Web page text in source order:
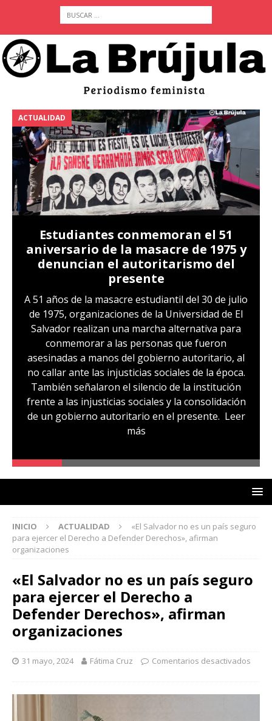
ACTUALIDAD
Estudiantes conmemoran el 51
aniversario de la masacre de 1975 y
denuncian el autoritarismo del
presente
A 51 años de la masacre estudiantil del 30 de julio
de 1975, organizaciones de la Universidad de El
Salvador realizan una marcha alternativa para
conmemorar a las personas que fueron
asesinadas a manos del gobierno autoritario, al
no callar ante las injusticias sociales de la época.
También señalaron el silencio de la institución
frente a las injusticias sociales y la consolidación
de un gobierno autoritario en el presente. Leer
más
INICIO ACTUALIDAD
«El Salvador no es un país seguro
para ejercer el Derecho a Defender Derechos», afirman
organizaciones
«El Salvador no es un país seguro
para ejercer el Derecho a
Defender Derechos», afirman
organizaciones
31 mayo, 2024 Fátima Cruz Comentarios desactivados